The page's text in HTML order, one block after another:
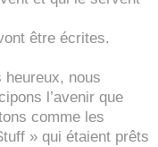
être écrites.
heureux, nous
l’avenir que
comme les
» qui étaient prêts